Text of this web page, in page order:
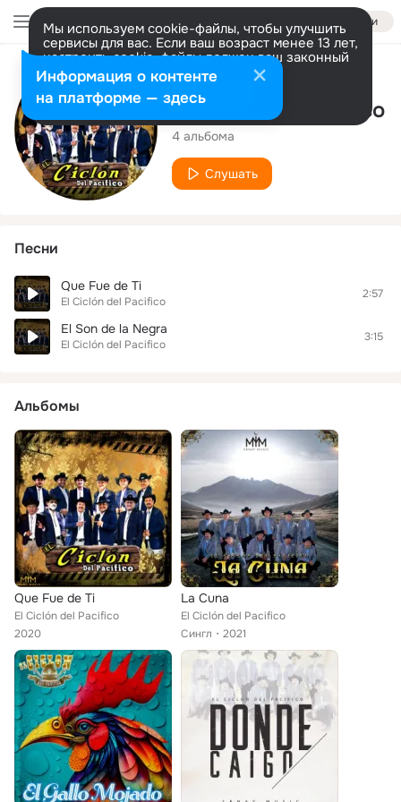
Войти
Мы используем cookie-файлы, чтобы улучшить
сервисы для вас. Если ваш возраст менее 13 лет,
настроить cookie-файлы должен ваш законный
представитель. Больше информации
Разрешить все Настроить
Исполнитель
El Ciclón del Pacifico
4 альбома
Слушать
Песни
Que Fue de Ti
El Ciclón del Pacifico
2:57
El Son de la Negra
El Ciclón del Pacifico
3:15
Альбомы
Que Fue de Ti
El Ciclón del Pacifico
2020
La Cuna
El Ciclón del Pacifico
Сингл
2021
Информация о контенте
на платформе — здесь